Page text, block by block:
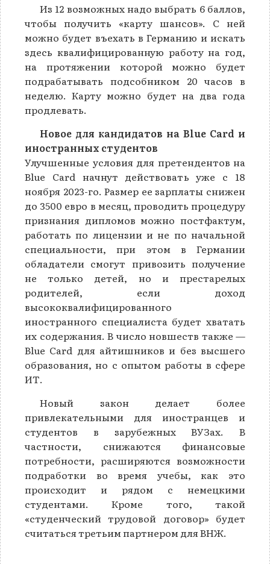
Из 12 возможных надо выбрать 6 баллов,
чтобы получить «карту шансов». С ней
можно будет въехать в Германию и искать
здесь квалифицированную работу на год,
на протяжении которой можно будет
подрабатывать подсобником 20 часов в
неделю. Карту можно будет на два года
продлевать.
Новое для кандидатов на Blue Card и
иностранных студентов
Улучшенные условия для претендентов на
Blue Card начнут действовать уже с 18
ноября 2023-го. Размер ее зарплаты снижен
до 3500 евро в месяц, проводить процедуру
признания дипломов можно постфактум,
работать по лицензии и не по начальной
специальности, при этом в Германии
обладатели смогут привозить получение
не только детей, но и престарелых
родителей, если доход
высококвалифицированного
иностранного специалиста будет хватать
их содержания. В число новшеств также —
Blue Card для айтишников и без высшего
образования, но с опытом работы в сфере
ИТ.
Новый закон делает более
привлекательными для иностранцев и
студентов в зарубежных ВУЗах. В
частности, снижаются финансовые
потребности, расширяются возможности
подработки во время учебы, как это
происходит и рядом с немецкими
студентами. Кроме того, такой
«студенческий трудовой договор» будет
считаться третьим партнером для ВНЖ.